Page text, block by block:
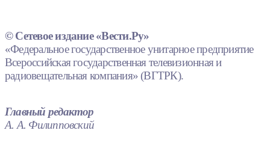
© Сетевое издание «Вести.Ру»
«Федеральное государственное унитарное предприятие
Всероссийская государственная телевизионная и
радиовещательная компания» (ВГТРК).
Главный редактор
А. А. Филипповский